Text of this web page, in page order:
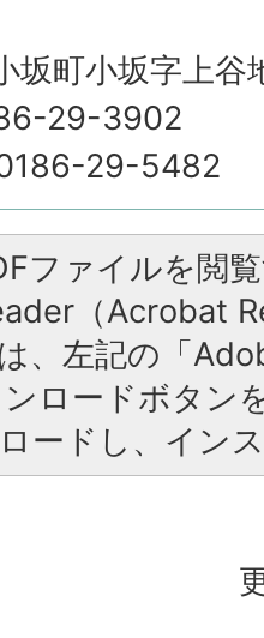
坂町小坂字上谷
29-3902
29-5482
ファイルを閲
（Acrobat
、左記の「
ロードボタン
ードし、イン